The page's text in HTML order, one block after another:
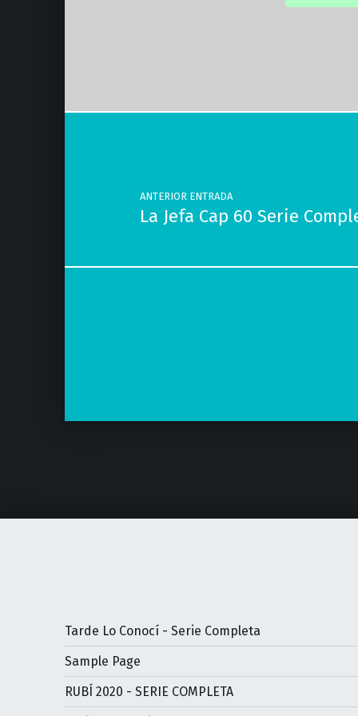
Navegación de entradas
ANTERIOR ENTRADA
La Jefa Cap 60 Serie
Tarde Lo Conocí - Serie Completa
Sample Page
RUBÍ 2020 - SERIE COMPLETA